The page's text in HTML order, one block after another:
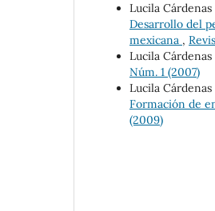
Lucila
Desarrollo del
mexicana ,
Lucila
Núm. 1 (2007)
Lucila
Formación de
(2009)